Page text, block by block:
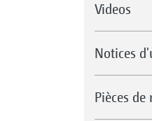
Videos
Notices
Pièces de